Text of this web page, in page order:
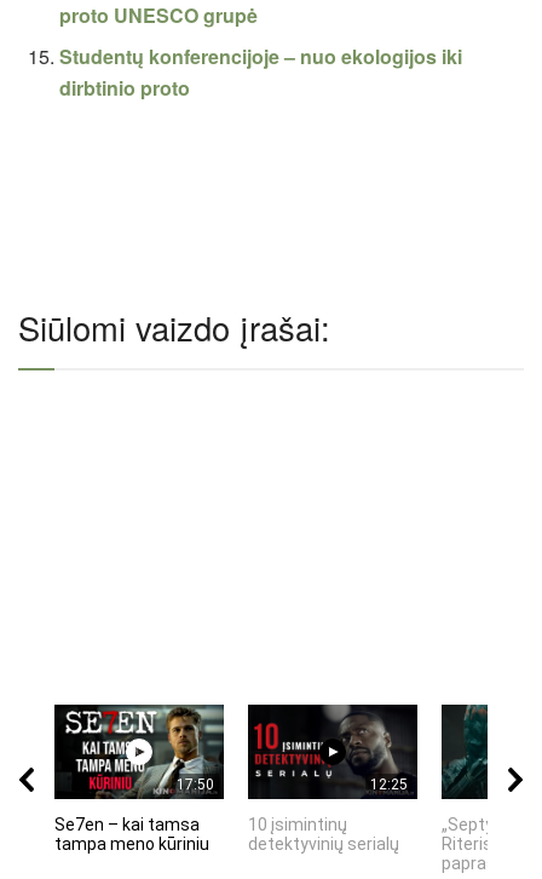
proto UNESCO grupė
Studentų konferencijoje – nuo ekologijos iki
dirbtinio proto
Siūlomi vaizdo įrašai:
17:50
Se7en – kai tamsa
tampa meno kūriniu
12:25
10 įsimintinų
detektyvinių serialų
„Septynių
Riteris" – kai